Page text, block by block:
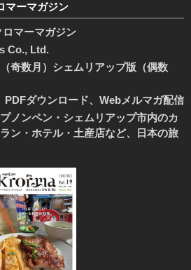
マーマガジン
ロマーマガジン
Co., Ltd.
奇数月）シェムリアップ版（偶数
PDFダウンロード、Webメルマガ配信
ノンペン・シェムリアップ市内のカ
ン・ホテル・土産店など、日本の旅